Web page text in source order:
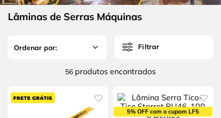
Lâminas de Serras Máquinas
Filtrar
56 produtos
5% OFF com o cupom LF5
8º cabo flexivel
10º disco corte
6º fio